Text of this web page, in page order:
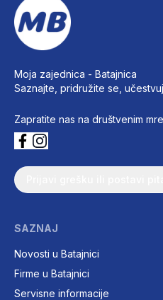
Moja zajednica - Batajnica
Saznajte, pridružite se,
Zapratite nas na društvenim
SAZNAJ
Novosti u Batajnici
Firme u Batajnici
Servisne informacije